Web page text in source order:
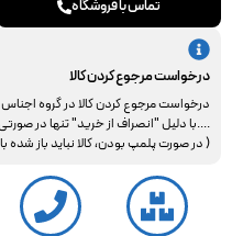
تماس با فروشگاه
درخواست مرجوع کردن کالا
....با دلیل "انصراف از خرید" تنها در
( در صورت پلمپ بودن، کالا نباید باز شده